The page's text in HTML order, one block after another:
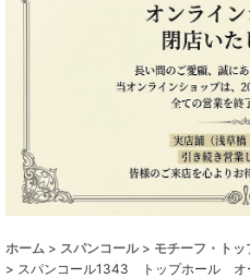
ホーム > スパンコール > モチーフ・トッ
> スパンコール1343 トップホール